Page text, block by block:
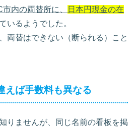
内の両替所に、
日本円現金の在
いるようでした。
両替はできない（断られる）こと
えば手数料も異なる
りませんが、同じ名前の看板を掲